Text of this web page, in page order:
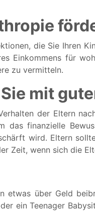
die Sie Ihren
Einkommens für
zu vermitteln.
Sie mit
der Eltern
das finanzielle
wird. Eltern
Zeit, wenn sich die
etwas über Geld
ein Teenager